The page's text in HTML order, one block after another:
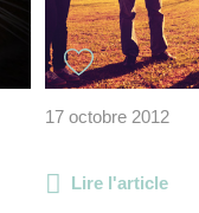
17 octobre 2012
Lire l'article